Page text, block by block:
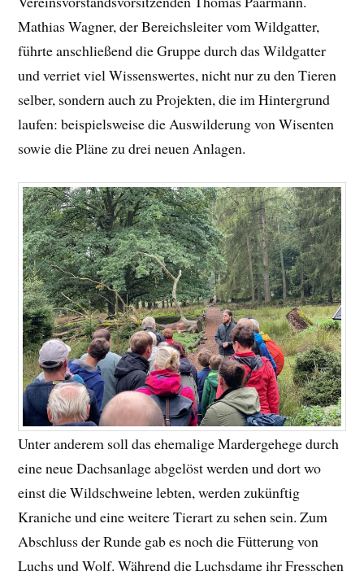
Mathias Wagner, der Bereichsleiter vom Wildgatter,
führte anschließend die Gruppe durch das Wildgatter
und verriet viel Wissenswertes, nicht nur zu den Tieren
selber, sondern auch zu Projekten, die im Hintergrund
laufen: beispielsweise die Auswilderung von Wisenten
sowie die Pläne zu drei neuen Anlagen.
Unter anderem soll das ehemalige Mardergehege durch
eine neue Dachsanlage abgelöst werden und dort wo
einst die Wildschweine lebten, werden zukünftig
Kraniche und eine weitere Tierart zu sehen sein. Zum
Abschluss der Runde gab es noch die Fütterung von
Luchs und Wolf. Während die Luchsdame ihr Fresschen